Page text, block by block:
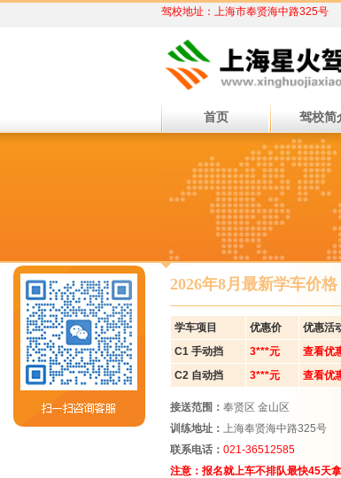
驾校地址：上海市奉贤海中路325号
首页 驾校简
2026年8月最新学车价格
学车项目 优惠价
优惠活
C1 手动挡
3***元
查看优
C2 自动挡
3***元 查看优
接送范围： 奉贤区 金山区
训练地址： 上海奉贤海中路325号
联系电话： 021-36512585
注意：报名就上车不排队最快45天